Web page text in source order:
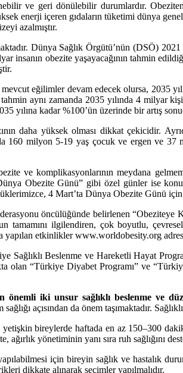
ve geri dönülebilir durumlardır.
enerji içeren gıdaların tüketimi dünya
azalmıştır.
Dünya Sağlık Örgütü’nün (DSÖ)
insanın obezite yaşayacağının tahmin
eğilimler devam edecek olursa, 2035
aynı zamanda 2035 yılında 4 milyar
yılına kadar %100’ün üzerinde bir artış
daha yüksek olması dikkat çekicidir.
160 milyon 5-19 yaş çocuk ve ergen ve
ve komplikasyonlarının meydana
Dünya Obezite Günü” gibi özel günler ise
4 Mart’ta Dünya Obezite Günü
öncülüğünde belirlenen
tamamını ilgilendiren, çok boyutlu,
etkinlikler www.worldobesity.org
Sağlıklı Beslenme ve Hareketli Hayat
olan “Türkiye Diyabet Programı” ve
önemli iki unsur sağlıklı beslenme ve
açısından da önem taşımaktadır.
yetişkin bireylerde haftada en az 150–300
yönetiminin yanı sıra ruh sağlığını
için bireyin sağlık ve
dikkate alınarak seçimler yapılmalıdır.